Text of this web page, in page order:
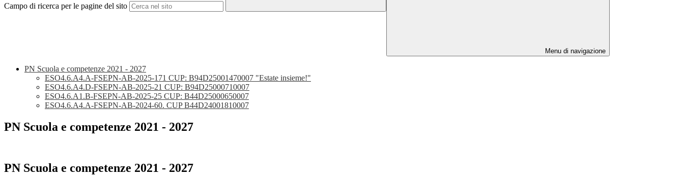
Campo di ricerca per le pagine del sito
Menu di navigazione
PN Scuola e competenze 2021 - 2027
ESO4.6.A4.A-FSEPN-AB-2025-171 CUP: B94D25001470007 "Estate insieme!"
ESO4.6.A4.D-FSEPN-AB-2025-21 CUP: B94D25000710007
ESO4.6.A1.B-FSEPN-AB-2025-25 CUP: B44D25000650007
ESO4.6.A4.A-FSEPN-AB-2024-60. CUP B44D24001810007
PN Scuola e competenze 2021 - 2027
PN Scuola e competenze 2021 - 2027